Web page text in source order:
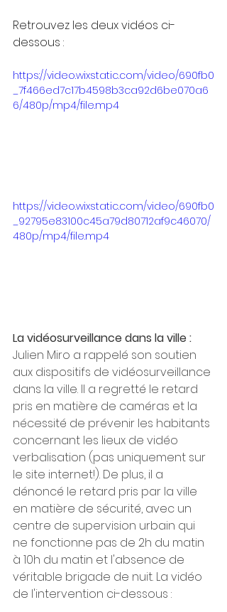
Retrouvez les deux vidéos ci-
dessous :
https://video.wixstatic.com/video/690fb0
_7f466ed7c17b4598b3ca92d6be070a6
6/480p/mp4/file.mp4
https://video.wixstatic.com/video/690fb0
_92795e83100c45a79d80712af9c46070/
480p/mp4/file.mp4
La vidéosurveillance dans la ville :
Julien Miro a rappelé son soutien
aux dispositifs de vidéosurveillance
dans la ville. Il a regretté le retard
pris en matière de caméras et la
nécessité de prévenir les habitants
concernant les lieux de vidéo
verbalisation (pas uniquement sur
le site internet!). De plus, il a
dénoncé le retard pris par la ville
en matière de sécurité, avec un
centre de supervision urbain qui
ne fonctionne pas de 2h du matin
à 10h du matin et l'absence de
véritable brigade de nuit. La vidéo
de l'intervention ci-dessous :